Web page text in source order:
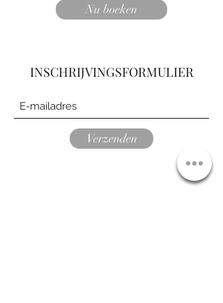
Nu boeken
INSCHRIJVINGSFORMULIER
Verzenden